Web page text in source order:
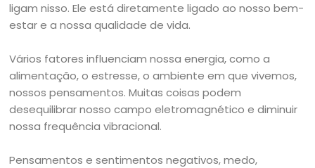
ligam nisso. Ele está diretamente ligado ao nosso bem-
estar e a nossa qualidade de vida.
Vários fatores influenciam nossa energia, como a
alimentação, o estresse, o ambiente em que vivemos,
nossos pensamentos. Muitas coisas podem
desequilibrar nosso campo eletromagnético e diminuir
nossa frequência vibracional.
Pensamentos e sentimentos negativos, medo,